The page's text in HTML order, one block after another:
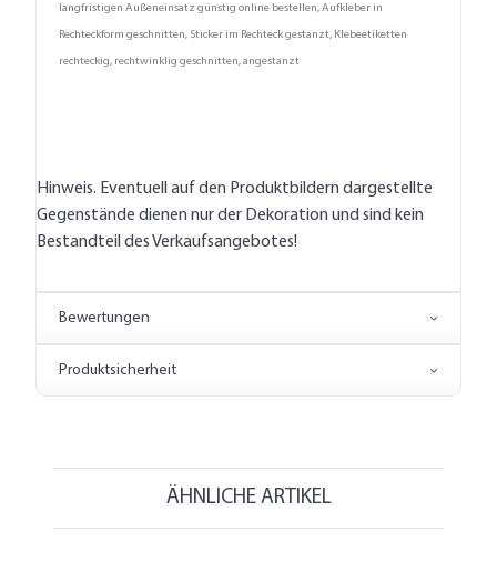
langfristigen Außeneinsatz günstig online bestellen, Aufkleber in
Rechteckform geschnitten, Sticker im Rechteck gestanzt, Klebeetiketten
rechteckig, rechtwinklig geschnitten, angestanzt
Hinweis. Eventuell auf den Produktbildern dargestellte
Gegenstände dienen nur der Dekoration und sind kein
Bestandteil des Verkaufsangebotes!
Bewertungen
Produktsicherheit
ÄHNLICHE ARTIKEL